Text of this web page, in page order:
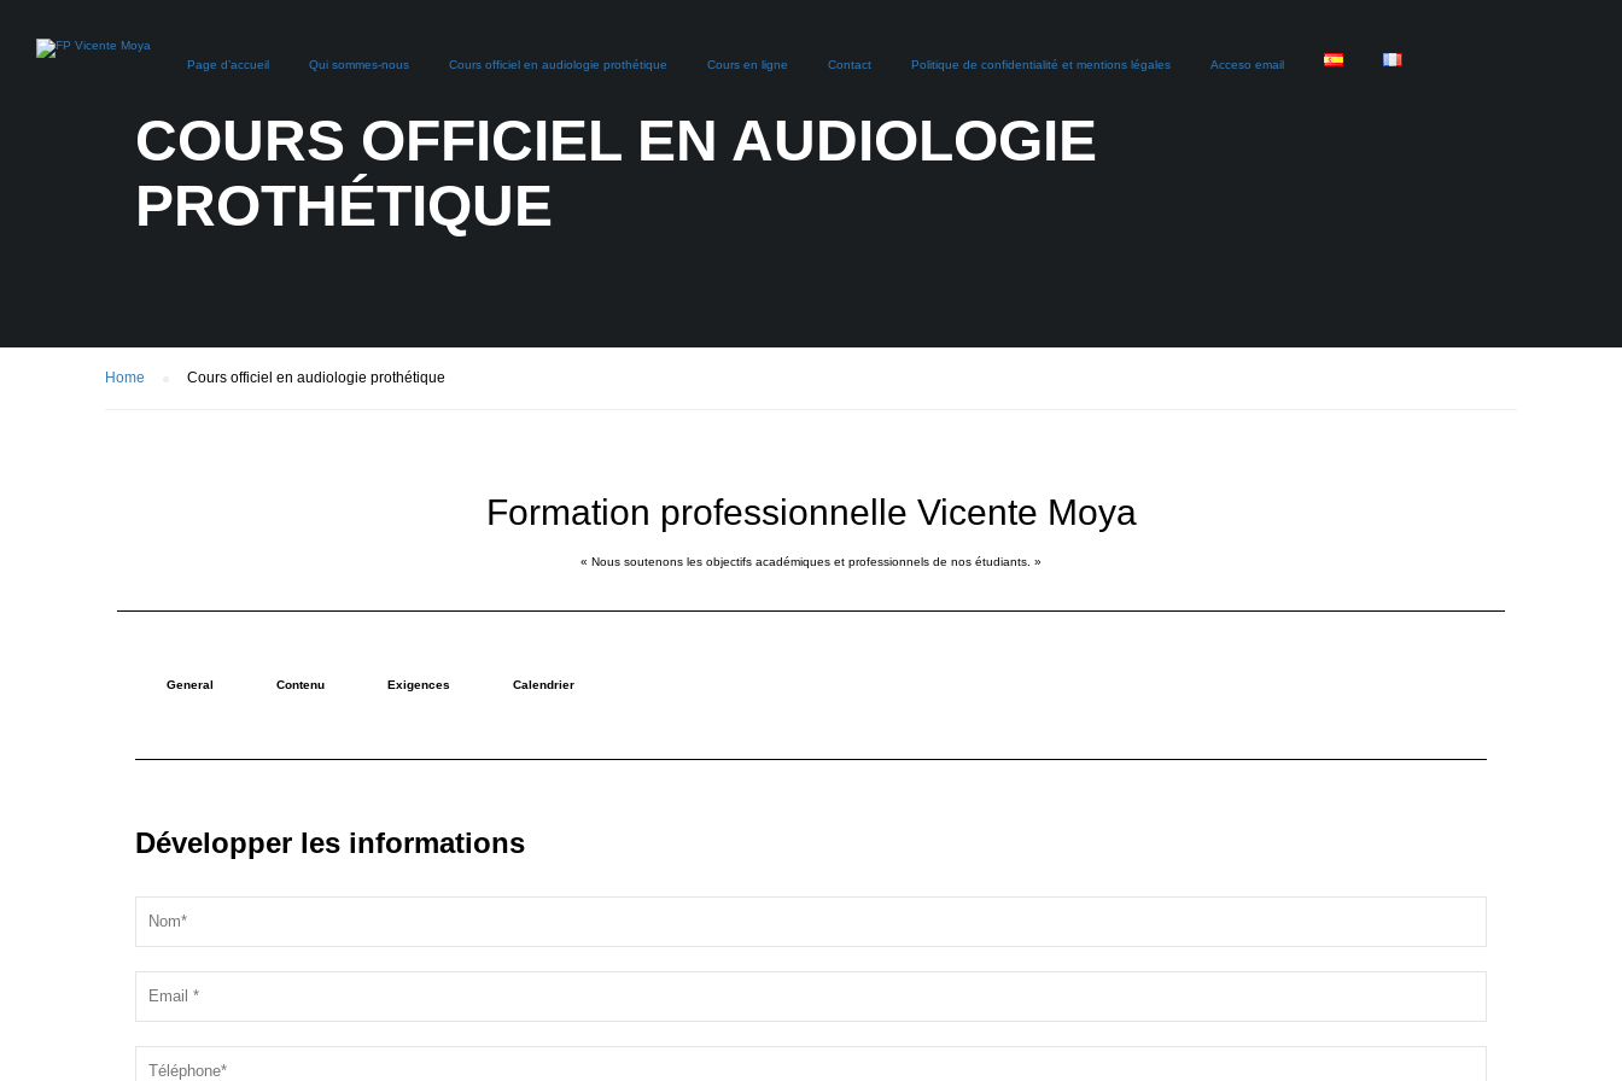
Page d’accueil Qui sommes-nous Cours officiel en audiologie prothétique Cours en ligne Contact Politique de confidentialité et mentions légales Acceso email
COURS OFFICIEL EN AUDIOLOGIE
PROTHÉTIQUE
Home Cours officiel en audiologie prothétique
Formation professionnelle Vicente Moya
« Nous soutenons les objectifs académiques et professionnels de nos étudiants. »
General Contenu Exigences Calendrier
Développer les informations